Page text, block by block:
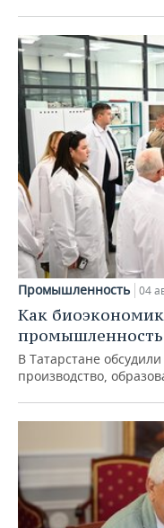
Промышленность 04
Как
В Татарстане
производство,